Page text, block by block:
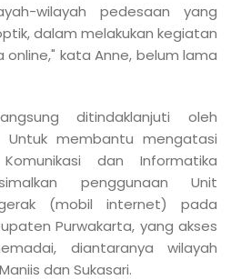
wilayah pedesaan yang
dalam melakukan kegiatan
kata Anne, belum lama
ditindaklanjuti oleh
Untuk membantu mengatasi
dan Informatika
penggunaan Unit
(mobil internet) pada
Purwakarta, yang akses
diantaranya wilayah
dan Sukasari.